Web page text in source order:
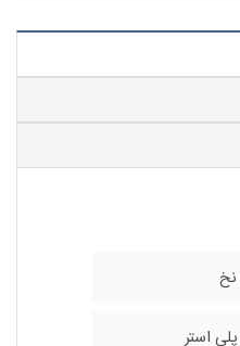
نخ
پلی استر